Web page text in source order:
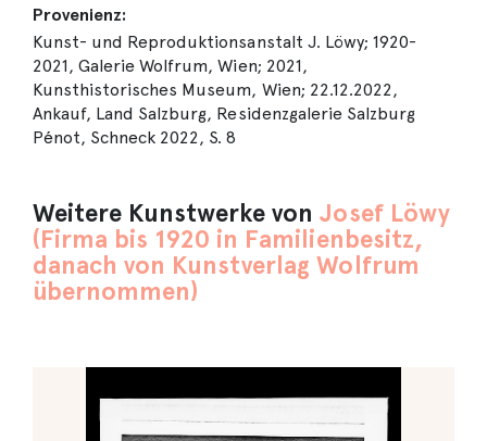
Provenienz:
Kunst- und Reproduktionsanstalt J. Löwy; 1920-
2021, Galerie Wolfrum, Wien; 2021,
Kunsthistorisches Museum, Wien; 22.12.2022,
Ankauf, Land Salzburg, Residenzgalerie Salzburg
Pénot, Schneck 2022, S. 8
Weitere Kunstwerke vonJosef Löwy
(Firma bis 1920 in Familienbesitz,
danach von Kunstverlag Wolfrum
übernommen)